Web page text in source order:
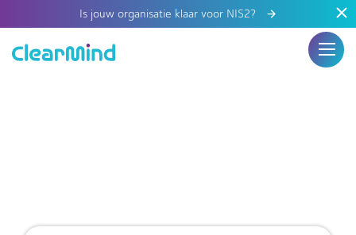
Is jouw organisatie klaar voor NIS2?